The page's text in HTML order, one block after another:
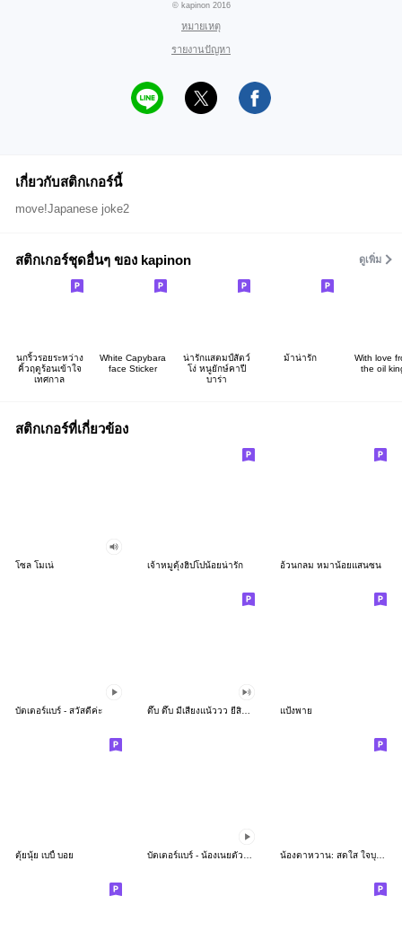
© kapinon 2016
หมายเหตุ
รายงานปัญหา
เกี่ยวกับสติกเกอร์นี้
move!Japanese joke2
สติกเกอร์ชุดอื่นๆ ของ kapinon ดูเพิ่ม
นกริ้วรอยระหว่าง
คิ้วฤดูร้อนเข้าใจ
เทศกาล
White Capybara
face Sticker
น่ารักแสตมป์สัตว์
โง่ หนูยักษ์คาปี
บาร่า
ม้าน่ารัก
With love
the oil
สติกเกอร์ที่เกี่ยวข้อง
โซล โมเน่ เจ้าหมูดุ้งฮิปโปน้อยน่ารัก อ้วนกลม หมาน้อยแสนซน
บัตเตอร์แบร์ - สวัสดีค่ะ แป้งพาย
ตุ้ยนุ้ย เบบี้ บอย น้องตาหวาน: สดใส ใจบุญ (สีพาสเทล)